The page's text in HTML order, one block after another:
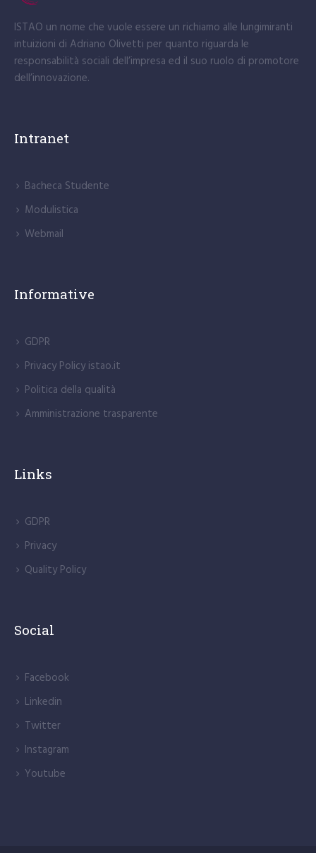
ISTAO un nome che vuole essere un richiamo alle lungimiranti
intuizioni di Adriano Olivetti per quanto riguarda le
responsabilità sociali dell’impresa ed il suo ruolo di promotore
dell’innovazione.
Intranet
Bacheca Studente
Modulistica
Webmail
Informative
GDPR
Privacy Policy istao.it
Politica della qualità
Amministrazione trasparente
Links
GDPR
Privacy
Quality Policy
Social
Facebook
Linkedin
Twitter
Instagram
Youtube